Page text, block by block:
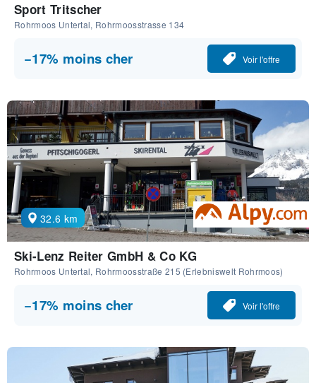
Sport Tritscher
Rohrmoos Untertal, Rohrmoosstrasse 134
−17% moins cher Voir l'offre
32.6 km
Ski-Lenz Reiter GmbH & Co KG
Rohrmoos Untertal, Rohrmoosstraße 215 (Erlebniswelt Rohrmoos)
−17% moins cher Voir l'offre